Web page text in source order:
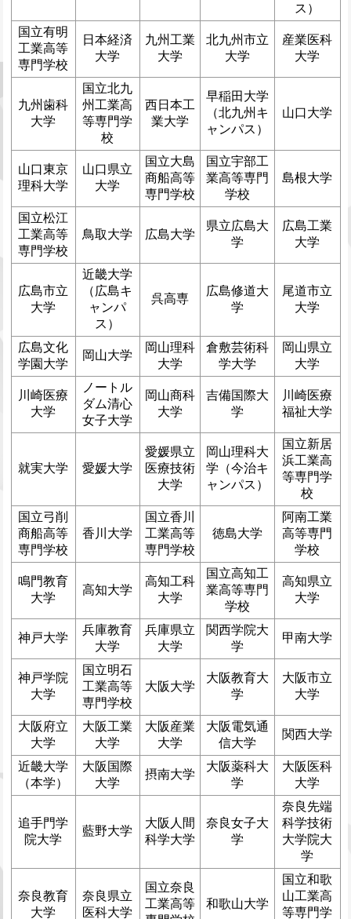
ス）
国立有明
工業高等
専門学校
日本経済
大学
九州工業
大学
北九州市立
大学
産業医科
大学
九州歯科
大学
国立北九
州工業高
等専門学
校
西日本工
業大学
早稲田大学
（北九州キ
ャンパス）
山口大学
山口東京
理科大学
山口県立
大学
国立大島
商船高等
専門学校
国立宇部工
業高等専門
学校
島根大学
国立松江
工業高等
専門学校
鳥取大学 広島大学
県立広島大
学
広島工業
大学
広島市立
大学
近畿大学
（広島キ
ャンパ
ス）
呉高専
広島修道大
学
尾道市立
大学
広島文化
学園大学
岡山大学
岡山理科
大学
倉敷芸術科
学大学
岡山県立
大学
川崎医療
大学
ノートル
ダム清心
女子大学
岡山商科
大学
吉備国際大
学
川崎医療
福祉大学
就実大学 愛媛大学
愛媛県立
医療技術
大学
岡山理科大
学（今治キ
ャンパス）
国立新居
浜工業高
等専門学
校
国立弓削
商船高等
専門学校
香川大学
国立香川
工業高等
専門学校
徳島大学
阿南工業
高等専門
学校
鳴門教育
大学
高知大学
高知工科
大学
国立高知工
業高等専門
学校
高知県立
大学
神戸大学
兵庫教育
大学
兵庫県立
大学
関西学院大
学
甲南大学
神戸学院
大学
国立明石
工業高等
専門学校
大阪大学
大阪教育大
学
大阪市立
大学
大阪府立
大学
大阪工業
大学
大阪産業
大学
大阪電気通
信大学
関西大学
近畿大学
（本学）
大阪国際
大学
摂南大学
大阪薬科大
学
大阪医科
大学
追手門学
院大学
藍野大学
大阪人間
科学大学
奈良女子大
学
奈良先端
科学技術
大学院大
学
奈良教育
大学
奈良県立
医科大学
国立奈良
工業高等
和歌山大学
国立和歌
山工業高
等専門学